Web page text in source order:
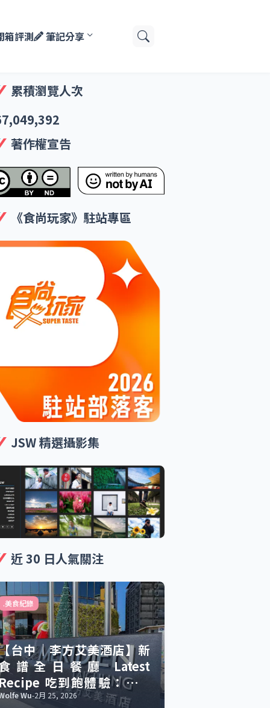
箱評測 筆記分享
累積瀏覽人次
著作權宣告
《食尚玩家》駐站專區
JSW 精選攝影集
近 30 日人氣關注
.美食紀錄
台中｜李方艾美酒店】新
譜全日餐廳 Latest
吃到飽體驗：慶生
餐的美食與驚喜。
Wu-2月 25, 2026